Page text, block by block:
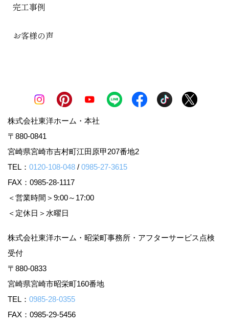
完工事例
お客様の声
株式会社東洋ホーム・本社
〒880-0841
宮崎県宮崎市吉村町江田原甲207番地2
TEL： 0120-108-048 / 0985-27-3615
FAX：0985-28-1117
＜営業時間＞9:00～17:00
＜定休日＞水曜日
株式会社東洋ホーム・昭栄町事務所・アフターサービス点検
受付
〒880-0833
宮崎県宮崎市昭栄町160番地
TEL： 0985-28-0355
FAX：0985-29-5456